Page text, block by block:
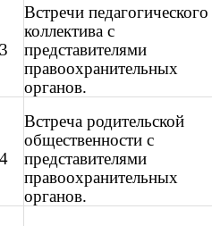
Встречи педагогического
коллектива с
представителями
правоохранительных
органов.
Встреча родительской
общественности с
представителями
правоохранительных
органов.